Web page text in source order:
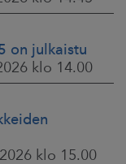
on julkaistu
klo 14.00
klo 15.00